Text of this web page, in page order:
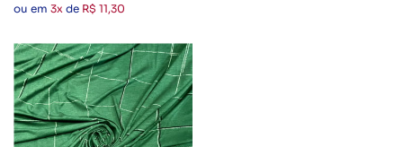
ou em 3x de R$ 11,30